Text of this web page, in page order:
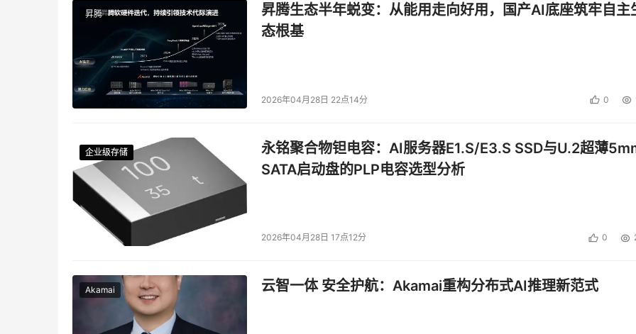
昇腾
昇腾生态半年蜕变：从能用走向好用，国产AI底座筑牢自主
态根基
2026年04月28日 22点14分 0
企业级存储
企业级存储
企业级存储
企业级存储
永铭聚合物钽电容：AI服务器E1.S/E3.S SSD与U.2超薄
SATA启动盘的PLP电容选型分析
2026年04月28日 17点12分 0
Akamai 云智一体 安全护航：Akamai重构分布式AI推理新范式